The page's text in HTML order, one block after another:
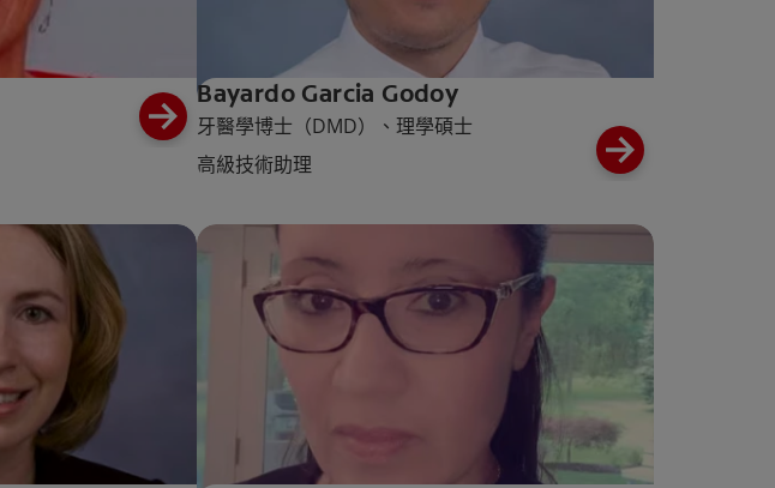
Bayardo Garcia Godoy
牙醫學博士（DMD）、理學碩士
高級技術助理